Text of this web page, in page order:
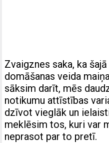
Zvaigznes saka, ka
domāšanas veida
sāksim darīt, mēs
notikumu attīstības
dzīvot vieglāk un
meklēsim tos, kuri var
neprasot par to pretī.